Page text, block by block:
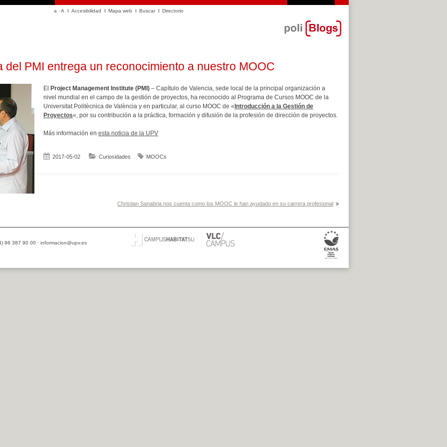
a ·A Accesibilidad Mapa web Buscar Directorio
del PMI entrega un reconocimiento a nuestro MOOC
El Project Management Institute (PMI) – Capítulo de Valencia, sede local de la principal organización a
nivel mundial en el campo de la gestión de proyectos, ha reconocido al Programa de Cursos MOOC de la
Universitat Politècnica de València y en particular, al curso MOOC de « Introducción a la Gestión de
Proyectos«, por su contribución a la práctica, formación y difusión de la profesión de dirección de proyectos.
Más información en esta noticia de la UPV
2017-05-02 Curiosidades MOOCs
Christian Sanabria nos cuenta como los MOOC le han ayudado en su carrera profesional
96 387 90 00 · informacion@upv.es